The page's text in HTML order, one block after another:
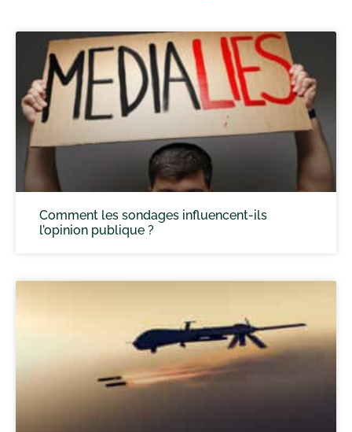
Comment les sondages influencent-ils
l’opinion publique ?